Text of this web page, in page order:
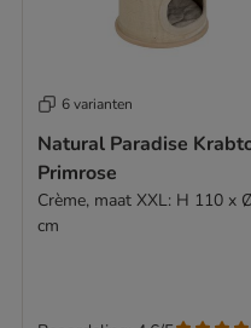
6 varianten
Natural Paradise
Primrose
Crème, maat XXL: H 110 x
cm